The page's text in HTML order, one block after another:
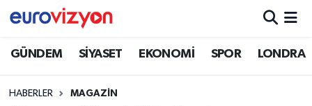
GÜNDEM SİYASET EKONOMİ SPOR LONDRA
HABERLER MAGAZİN